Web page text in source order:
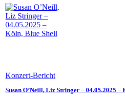
Konzert-Bericht
Susan O’Neill, Liz Stringer – 04.05.2025 –